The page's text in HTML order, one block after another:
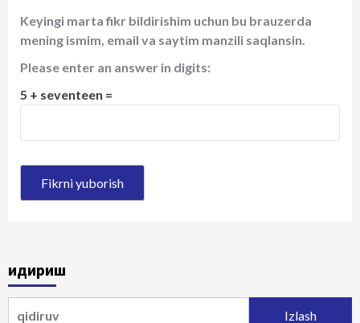
Keyingi marta fikr bildirishim uchun bu brauzerda
mening ismim, email va saytim manzili saqlansin.
Please enter an answer in digits:
5 + seventeen =
Қидириш